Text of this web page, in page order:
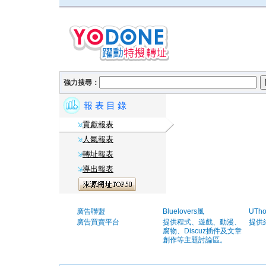
強力搜尋：
報 表 目 錄
貢獻報表
人氣報表
轉址報表
導出報表
廣告聯盟
廣告買賣平台
Bluelovers風
提供程式、遊戲、動漫、
腐物、Discuz插件及文章
創作等主題討論區。
提供